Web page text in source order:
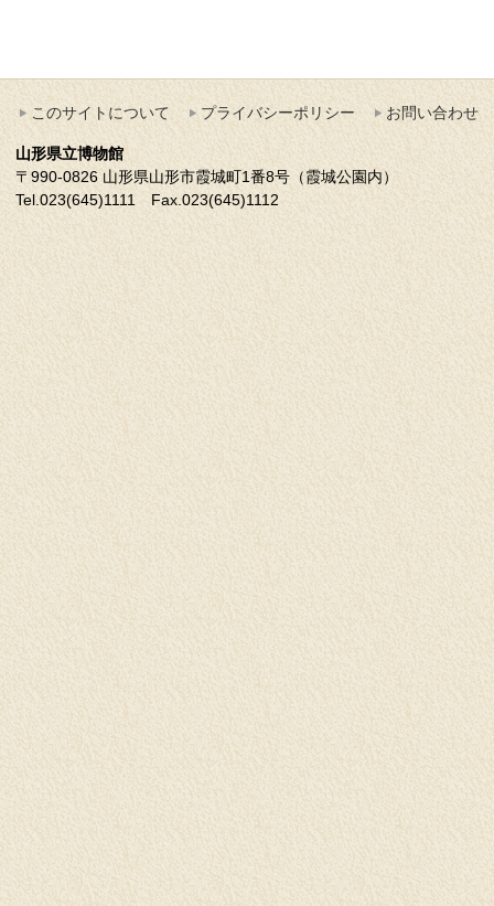
このサイトについて プライバシーポリシー お問い合わせ
山形県立博物館
〒990-0826 山形県山形市霞城町1番8号（霞城公園内）
Tel.023(645)1111 Fax.023(645)1112